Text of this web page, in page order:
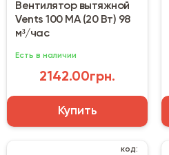
Вентилятор вытяжной
Vents 100 МА (20 Вт) 98
м³/час
Есть в наличии
2142.00грн.
Купить
код: